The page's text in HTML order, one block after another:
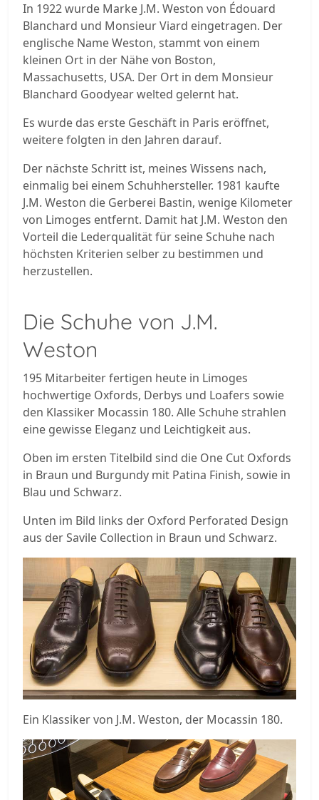
In 1922 wurde Marke J.M. Weston von Édouard
Blanchard und Monsieur Viard eingetragen. Der
englische Name Weston, stammt von einem
kleinen Ort in der Nähe von Boston,
Massachusetts, USA. Der Ort in dem Monsieur
Blanchard Goodyear welted gelernt hat.
Es wurde das erste Geschäft in Paris eröffnet,
weitere folgten in den Jahren darauf.
Der nächste Schritt ist, meines Wissens nach,
einmalig bei einem Schuhhersteller. 1981 kaufte
J.M. Weston die Gerberei Bastin, wenige Kilometer
von Limoges entfernt. Damit hat J.M. Weston den
Vorteil die Lederqualität für seine Schuhe nach
höchsten Kriterien selber zu bestimmen und
herzustellen.
Die Schuhe von J.M.
Weston
195 Mitarbeiter fertigen heute in Limoges
hochwertige Oxfords, Derbys und Loafers sowie
den Klassiker Mocassin 180. Alle Schuhe strahlen
eine gewisse Eleganz und Leichtigkeit aus.
Oben im ersten Titelbild sind die One Cut Oxfords
in Braun und Burgundy mit Patina Finish, sowie in
Blau und Schwarz.
Unten im Bild links der Oxford Perforated Design
aus der Savile Collection in Braun und Schwarz.
Ein Klassiker von J.M. Weston, der Mocassin 180.